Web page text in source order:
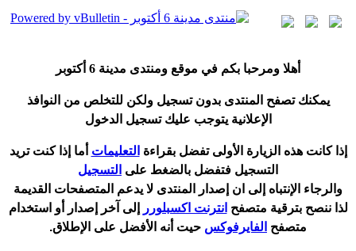
هلا ومرحبا بكم في موقع ومنتدى مدينة 6 أكتوبر
يمكنك تصفح المنتدى بدون تسجيل ولكن للتخلص من النوافذ
الإعلانية يتوجب عليك تسجيل الدخول
إذا كانت هذه الزيارة الأولى تفضل بقراءة التعليمات ما إذا كنت تريد
التسجيل فتفضل بالضغط على التسجيل
والرجاء الإنتباه إلى ان إصدار المنتدى لا يدعم المتصفحات القديمة
لذا ننصح بترقية متصفح انترنت اكسبلورر إلى آخر إصدار أو استخدام
متصفح الفايرفوكس حيت نه الأفضل على الإطلاق.